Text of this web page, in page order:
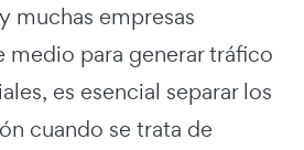
muchas empresas
medio para generar tráfico
es esencial separar los
cuando se trata de